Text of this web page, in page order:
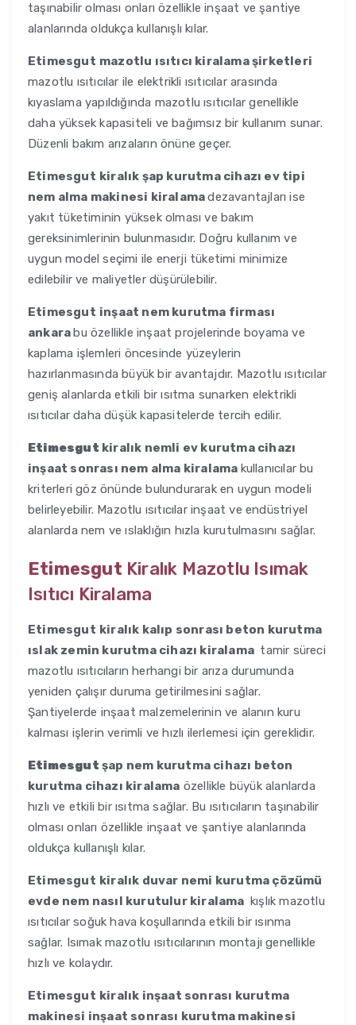
taşınabilir olması onları özellikle inşaat ve şantiye
alanlarında oldukça kullanışlı kılar.
Etimesgut mazotlu ısıtıcı kiralama şirketleri
mazotlu ısıtıcılar ile elektrikli ısıtıcılar arasında
kıyaslama yapıldığında mazotlu ısıtıcılar genellikle
daha yüksek kapasiteli ve bağımsız bir kullanım sunar.
Düzenli bakım arızaların önüne geçer.
Etimesgut kiralık şap kurutma cihazı ev tipi
nem alma makinesi kiralamadezavantajları ise
yakıt tüketiminin yüksek olması ve bakım
gereksinimlerinin bulunmasıdır. Doğru kullanım ve
uygun model seçimi ile enerji tüketimi minimize
edilebilir ve maliyetler düşürülebilir.
Etimesgut inşaat nem kurutma firması
ankarabu özellikle inşaat projelerinde boyama ve
kaplama işlemleri öncesinde yüzeylerin
hazırlanmasında büyük bir avantajdır. Mazotlu ısıtıcılar
geniş alanlarda etkili bir ısıtma sunarken elektrikli
ısıtıcılar daha düşük kapasitelerde tercih edilir.
Etimesgut kiralık nemli ev kurutma cihazı
inşaat sonrası nem alma kiralama kullanıcılar bu
kriterleri göz önünde bulundurarak en uygun modeli
belirleyebilir. Mazotlu ısıtıcılar inşaat ve endüstriyel
alanlarda nem ve ıslaklığın hızla kurutulmasını sağlar.
Etimesgut Kiralık Mazotlu Isımak
Isıtıcı Kiralama
Etimesgut kiralık kalıp sonrası beton kurutma
ıslak zemin kurutma cihazı kiralama tamir süreci
mazotlu ısıtıcıların herhangi bir arıza durumunda
yeniden çalışır duruma getirilmesini sağlar.
Şantiyelerde inşaat malzemelerinin ve alanın kuru
kalması işlerin verimli ve hızlı ilerlemesi için gereklidir.
Etimesgut şap nem kurutma cihazı beton
kurutma cihazı kiralama özellikle büyük alanlarda
hızlı ve etkili bir ısıtma sağlar. Bu ısıtıcıların taşınabilir
olması onları özellikle inşaat ve şantiye alanlarında
oldukça kullanışlı kılar.
Etimesgut kiralık duvar nemi kurutma çözümü
evde nem nasıl kurutulur kiralama kışlık mazotlu
ısıtıcılar soğuk hava koşullarında etkili bir ısınma
sağlar. Isımak mazotlu ısıtıcılarının montajı genellikle
hızlı ve kolaydır.
Etimesgut kiralık inşaat sonrası kurutma
makinesi inşaat sonrası kurutma makinesi